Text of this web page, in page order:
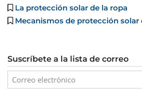
La protección solar de la ropa
Mecanismos de protección solar
Suscríbete a la lista de correo